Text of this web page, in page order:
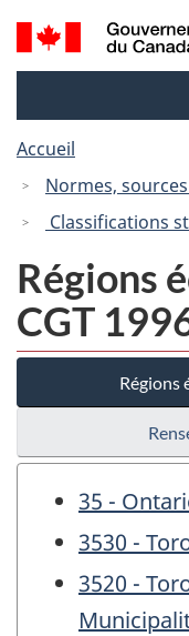
Recherche
et
Accueil
Normes,
Classifications
Régions
CGT
Régions
35 -
3530 -
3520 -